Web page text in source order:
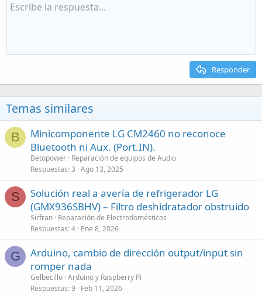
Responder
Temas similares
B
Minicomponente LG CM2460 no reconoce
Bluetooth ni Aux. (Port.IN).
Betopower Reparación de equipos de Audio
Respuestas 3 Ago 13, 2025
S
Solución real a avería de refrigerador LG
(GMX936SBHV) – Filtro deshidratador obstruido
Sirfran Reparación de Electrodomésticos
Respuestas 4 Ene 8, 2026
G
Arduino, cambio de dirección output/input sin
romper nada
Gelbecillo Arduino y Raspberry Pi
Respuestas 9 Feb 11, 2026